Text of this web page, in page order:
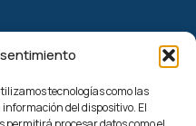
tecnologías como las
del dispositivo. El